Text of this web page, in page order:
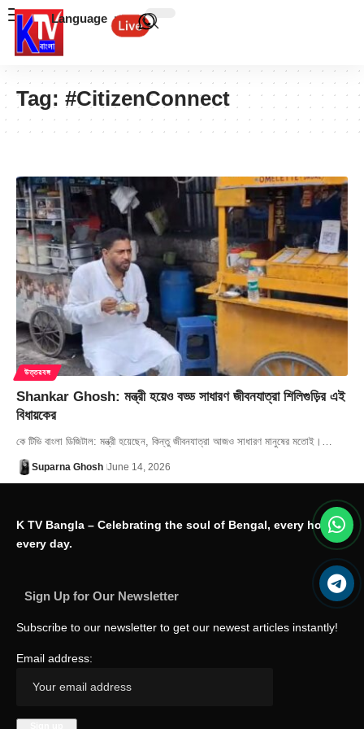
Language
Tag: #CitizenConnect
উত্তরবঙ্গ
Shankar Ghosh: মন্ত্রী হয়েও বড্ড সাধারণ জীবনযাত্রা শিলিগুড়ির এই
বিধায়কের
কে টিভি বাংলা ডিজিটাল: মন্ত্রী হয়েছেন, কিন্তু জীবনযাত্রা আজও সাধারণ মানুষের মতোই।…
Suparna Ghosh June 14, 2026
K TV Bangla – Celebrating the soul of Bengal, every hour,
every day.
Sign Up for Our Newsletter
Subscribe to our newsletter to get our newest articles instantly!
Email address: